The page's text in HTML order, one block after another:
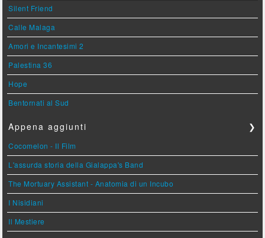
Silent Friend
Calle Malaga
Amori e Incantesimi 2
Palestina 36
Hope
Bentornati al Sud
Appena aggiunti ❯
Cocomelon - Il Film
L'assurda storia della Gialappa's Band
The Mortuary Assistant - Anatomia di un Incubo
I Nisidiani
Il Mestiere